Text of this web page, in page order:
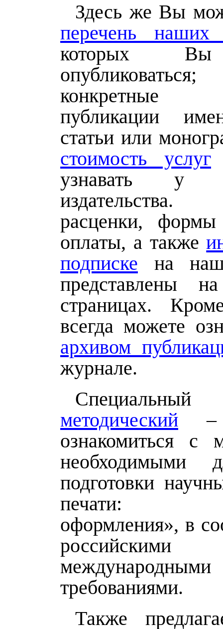
Здесь же Вы
перечень наших
которых
конкретные
публикации
статьи или
стоимость услуг
узнавать у
расценки,
оплаты, а также
подписке на
представлены
страницах.
всегда можете
архивом
журнале.
методический –
ознакомиться с
необходимыми
подготовки
печати:
оформления», в
международными
требованиями.
Также